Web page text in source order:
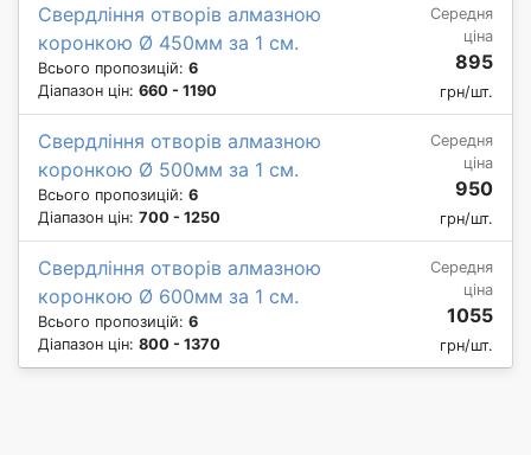
Свердління отворів алмазною
коронкою Ø 450мм за 1 см.
Всього пропозицій: 6
Діапазон цін: 660 - 1190
Середня
ціна
895
грн/шт.
Свердління отворів алмазною
коронкою Ø 500мм за 1 см.
Всього пропозицій: 6
Діапазон цін: 700 - 1250
Середня
ціна
950
грн/шт.
Свердління отворів алмазною
коронкою Ø 600мм за 1 см.
Всього пропозицій: 6
Діапазон цін: 800 - 1370
Середня
ціна
1055
грн/шт.